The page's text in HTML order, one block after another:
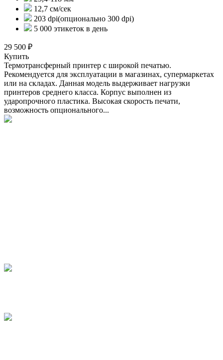
12,7 см/сек
203 dpi(опционально 300 dpi)
5 000 этикеток в день
29 500 ₽
Купить
Термотрансферный принтер с широкой печатью.
Рекомендуется для эксплуатации в магазинах, супермаркетах
или на складах. Данная модель выдерживает нагрузки
принтеров среднего класса. Корпус выполнен из
ударопрочного пластика. Высокая скорость печати,
возможность опционального...